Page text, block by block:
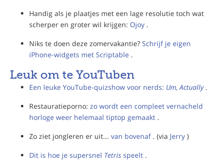
Handig als je plaatjes met een lage resolutie toch wat
scherper en groter wil krijgen: Ojoy .
Niks te doen deze zomervakantie? Schrijf je eigen
iPhone-widgets met Scriptable .
Leuk om te YouTuben
Een leuke YouTube-quizshow voor nerds: Um, Actually .
Restauratieporno: zo wordt een compleet vernacheld
horloge weer helemaal tiptop gemaakt .
Zo ziet jongleren er uit... van bovenaf . (via Jerry )
Dit is hoe je supersnel Tetris speelt .